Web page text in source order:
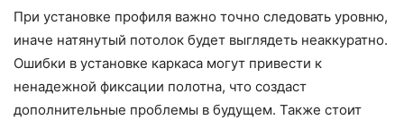
При установке профиля важно точно следовать уровню,
иначе натянутый потолок будет выглядеть неаккуратно.
Ошибки в установке каркаса могут привести к
ненадежной фиксации полотна, что создаст
дополнительные проблемы в будущем. Также стоит